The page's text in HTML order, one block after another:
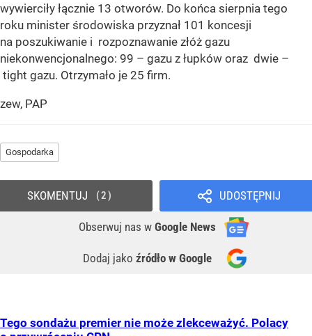
wywierciły łącznie 13 otworów. Do końca sierpnia tego
roku minister środowiska przyznał 101 koncesji
na poszukiwanie i rozpoznawanie złóż gazu
niekonwencjonalnego: 99 – gazu z łupków oraz dwie –
tight gazu. Otrzymało je 25 firm.
zew, PAP
Gospodarka
UDOSTĘPNIJ
Obserwuj nas w Google News
Dodaj jako źródło w Google
SKOMENTUJ 2
Tego sondażu premier nie może zlekceważyć. Polacy